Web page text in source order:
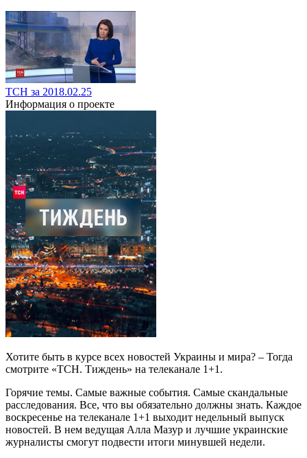
ТСН за 2018.02.25
Информация о проекте
Хотите быть в курсе всех новостей Украины и мира? – Тогда
смотрите «ТСН. Тиждень» на телеканале 1+1.
Горячие темы. Самые важные события. Самые скандальные
расследования. Все, что вы обязательно должны знать. Каждое
воскресенье на телеканале 1+1 выходит недельный выпуск
новостей. В нем ведущая Алла Мазур и лучшие украинские
журналисты смогут подвести итоги минувшей недели.